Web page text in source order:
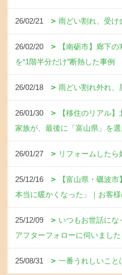
26/02/21 雨どい割れ、受け
26/02/20
【南砺市】廊下
を“1階半分だけ”断熱した事例
26/02/18 雨どい割れ外れ、
26/01/30
【移住のリアル
家族が、最後に「富山県」を
26/01/27 リフォームしたら
25/12/16
【富山県・礪波
本当に暖かくなった」｜お客
25/12/09
いつもお世話にな
アフターフォローに伺いました
25/08/31 一番うれしいこと